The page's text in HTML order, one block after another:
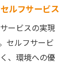
ルフサービス
ービスの実現
セルフサービ
、環境への優